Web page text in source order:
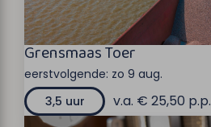
Grensmaas Toer
eerstvolgende: zo 9 aug.
3,5 uur
v.a. € 25,50 p.p.